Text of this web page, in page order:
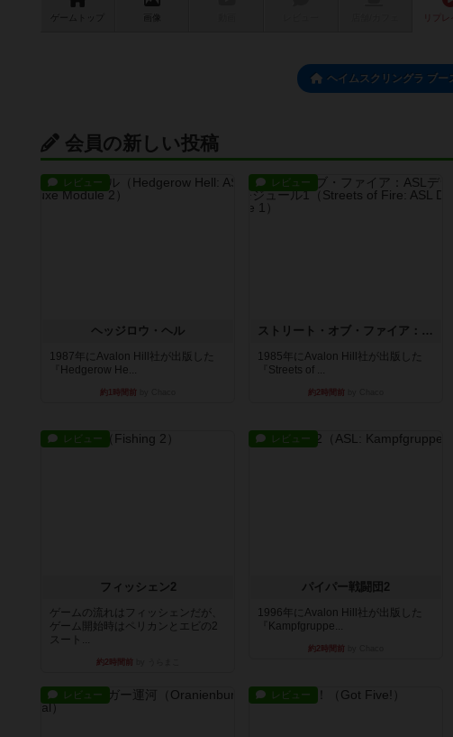
ゲーム 画像
ヘイムスクリングラ ブー
会員の新しい投稿
レビュー
ヘッジロウ・ヘル
1987年にAvalon Hill社が出版した
『Hedgerow He...
約1時間前
レビュー
ストリート・オブ・ファイア：ASLデラックスモジュール1
1985年にAvalon Hill社が出版した
『Streets of ...
約2時間前
レビュー
フィッシェン2
ゲームの流れはフィッシェンだが、
ゲーム開始時はペリカンとエビの2
スート...
約2時間前
レビュー
パイパー戦闘団2
1996年にAvalon Hill社が出版した
『Kampfgruppe...
約2時間前
レビュー レビュー